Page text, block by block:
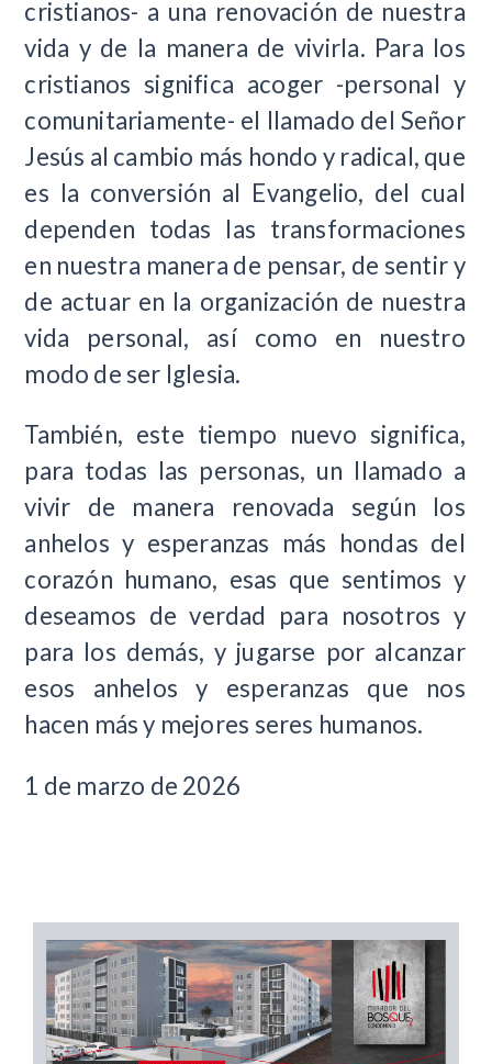
cristianos- a una renovación de nuestra
vida y de la manera de vivirla. Para los
cristianos significa acoger -personal y
comunitariamente- el llamado del Señor
Jesús al cambio más hondo y radical, que
es la conversión al Evangelio, del cual
dependen todas las transformaciones
en nuestra manera de pensar, de sentir y
de actuar en la organización de nuestra
vida personal, así como en nuestro
modo de ser Iglesia.
También, este tiempo nuevo significa,
para todas las personas, un llamado a
vivir de manera renovada según los
anhelos y esperanzas más hondas del
corazón humano, esas que sentimos y
deseamos de verdad para nosotros y
para los demás, y jugarse por alcanzar
esos anhelos y esperanzas que nos
hacen más y mejores seres humanos.
1 de marzo de 2026